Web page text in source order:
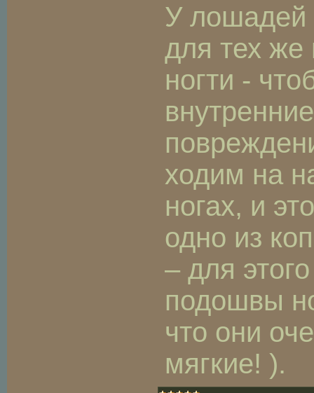
У лошадей
для тех же
ногти -
ходим на
ногах, и
одно из
– для
подошвы
что они
мягкие! ).